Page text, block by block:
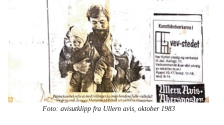
Foto: avisutklipp fra Ullern avis, oktober 1983